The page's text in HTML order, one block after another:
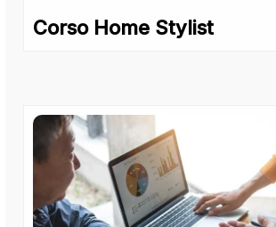
Corso Home Stylist